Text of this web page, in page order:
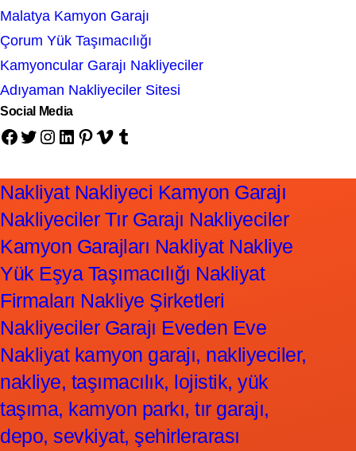
Malatya Kamyon Garajı
Çorum Yük Taşımacılığı
Kamyoncular Garajı Nakliyeciler
Adıyaman Nakliyeciler Sitesi
Social Media
Facebook Twitter Instagram LinkedIn Pinterest Vimeo Tumblr
Nakliyat Nakliyeci Kamyon Garajı
Nakliyeciler Tır Garajı Nakliyeciler
Kamyon Garajları Nakliyat Nakliye
Yük Eşya Taşımacılığı Nakliyat
Firmaları Nakliye Şirketleri
Nakliyeciler Garajı Eveden Eve
Nakliyat kamyon garajı, nakliyeciler,
nakliye, taşımacılık, lojistik, yük
taşıma, kamyon parkı, tır garajı,
depo, sevkiyat, şehirlerarası